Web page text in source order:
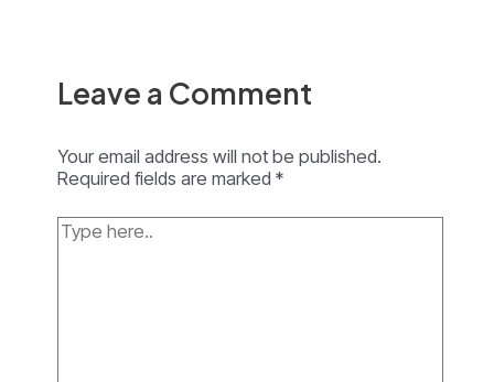
Leave a Comment
Your email address will not be published.
Required fields are marked *
Type
here..